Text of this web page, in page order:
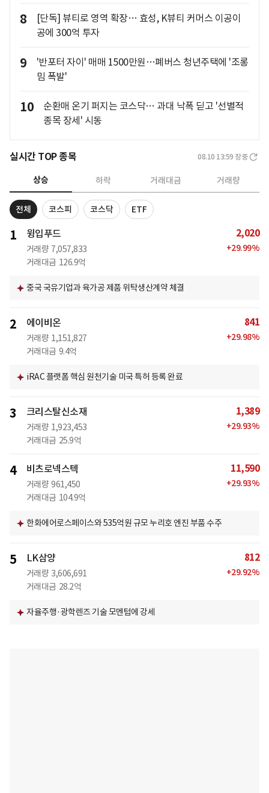
8
[단독] 뷰티로 영역 확장… 효성, K뷰티 커머스 이공이
공에 300억 투자
9
'반포터 자이' 매매 1500만원…폐버스 청년주택에 '조롱
밈 폭발'
10
순환매 온기 퍼지는 코스닥… 과대 낙폭 딛고 '선별적
종목 장세' 시동
실시간 TOP 종목 08.10 13:59 장중
상승 하락 거래대금 거래량
전체 코스피 코스닥 ETF
1 윙입푸드
거래량 7,057,833
거래대금 126.9억
2,020
+29.99%
중국 국유기업과 육가공 제품 위탁생산계약 체결
2 에이비온
거래량 1,151,827
거래대금 9.4억
841
+29.98%
iRAC 플랫폼 핵심 원천기술 미국 특허 등록 완료
3 크리스탈신소재
거래량 1,923,453
거래대금 25.9억
1,389
+29.93%
4 비츠로넥스텍
거래량 961,450
거래대금 104.9억
11,590
+29.93%
한화에어로스페이스와 535억원 규모 누리호 엔진 부품 수주
5 LK삼양
거래량 3,606,691
거래대금 28.2억
812
+29.92%
자율주행·광학렌즈 기술 모멘텀에 강세